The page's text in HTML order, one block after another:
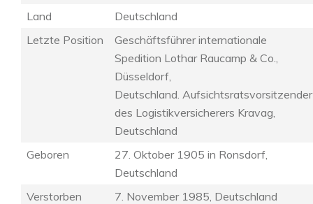
Land
Deutschland
Letzte Position
Geschäftsführer internationale
Spedition Lothar Raucamp & Co.,
Düsseldorf,
Deutschland. Aufsichtsratsvorsitzender
des Logistikversicherers Kravag,
Deutschland
Geboren
27. Oktober 1905 in Ronsdorf,
Deutschland
Verstorben
7. November 1985, Deutschland